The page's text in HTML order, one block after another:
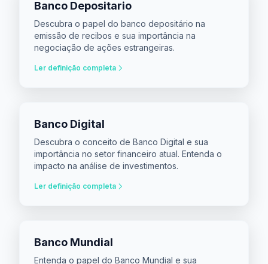
Banco Depositario
Descubra o papel do banco depositário na
emissão de recibos e sua importância na
negociação de ações estrangeiras.
Ler definição completa
Banco Digital
Descubra o conceito de Banco Digital e sua
importância no setor financeiro atual. Entenda o
impacto na análise de investimentos.
Ler definição completa
Banco Mundial
Entenda o papel do Banco Mundial e sua